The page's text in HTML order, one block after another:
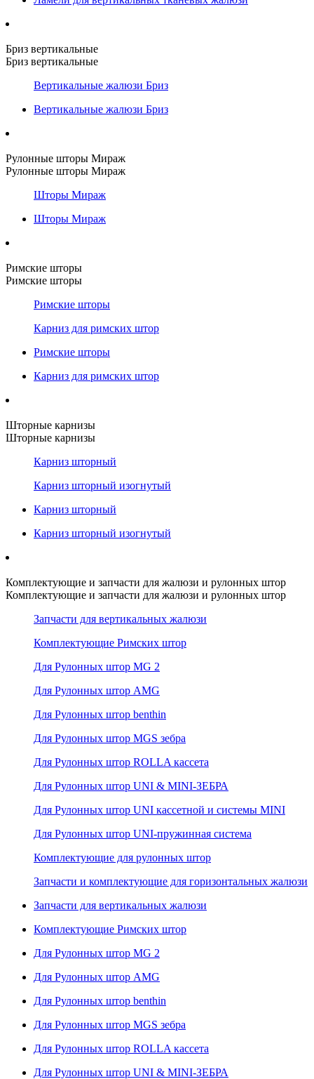
Бриз вертикальные
Бриз вертикальные
Вертикальные жалюзи Бриз
Вертикальные жалюзи Бриз
Рулонные шторы Мираж
Рулонные шторы Мираж
Шторы Мираж
Шторы Мираж
Римские шторы
Римские шторы
Римские шторы
Карниз для римских штор
Римские шторы
Карниз для римских штор
Шторные карнизы
Шторные карнизы
Карниз шторный
Карниз шторный изогнутый
Карниз шторный
Карниз шторный изогнутый
Комплектующие и запчасти для жалюзи и рулонных штор
Комплектующие и запчасти для жалюзи и рулонных штор
Запчасти для вертикальных жалюзи
Комплектующие Римских штор
Для Рулонных штор MG 2
Для Рулонных штор AMG
Для Рулонных штор benthin
Для Рулонных штор MGS зебра
Для Рулонных штор ROLLA кассета
Для Рулонных штор UNI & MINI-ЗЕБРА
Для Рулонных штор UNI кассетной и системы MINI
Для Рулонных штор UNI-пружинная система
Комплектующие для рулонных штор
Запчасти и комплектующие для горизонтальных жалюзи
Запчасти для вертикальных жалюзи
Комплектующие Римских штор
Для Рулонных штор MG 2
Для Рулонных штор AMG
Для Рулонных штор benthin
Для Рулонных штор MGS зебра
Для Рулонных штор ROLLA кассета
Для Рулонных штор UNI & MINI-ЗЕБРА